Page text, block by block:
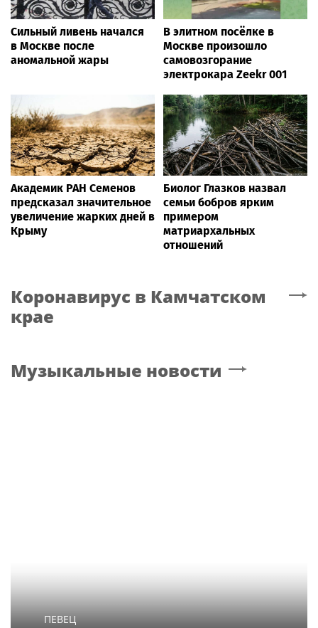
Сильный ливень начался
в Москве после
аномальной жары
В элитном посёлке в
Москве произошло
самовозгорание
электрокара Zeekr 001
Академик РАН Семенов
предсказал значительное
увеличение жарких дней в
Крыму
Биолог Глазков назвал
семьи бобров ярким
примером
матриархальных
отношений
Коронавирус в Камчатском
крае
Музыкальные новости
ПЕВЕЦ